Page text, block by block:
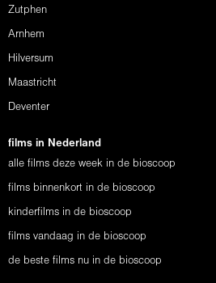
Zutphen
Arnhem
Hilversum
Maastricht
Deventer
films in Nederland
alle films deze week in de bioscoop
films binnenkort in de bioscoop
kinderfilms in de bioscoop
films vandaag in de bioscoop
de beste films nu in de bioscoop